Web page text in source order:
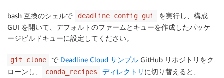
bash 互換のシェルで deadline config gui
を実行し、構成
GUI を開いて、デフォルトのファームとキューを作成したパッケ
ージビルドキューに設定してください。
git clone で Deadline Cloud サンプル GitHub リポジトリをク
ローンし、
conda_recipes ディレクトリ に切り替えると、